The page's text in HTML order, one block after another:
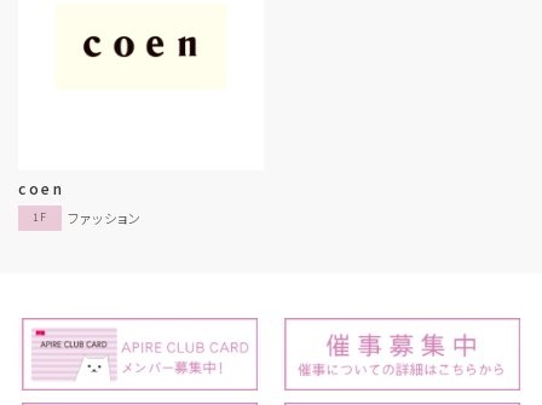
coen
1F ファッション